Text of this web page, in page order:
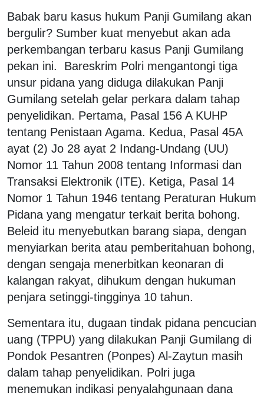
Babak baru kasus hukum Panji Gumilang akan
bergulir? Sumber kuat menyebut akan ada
perkembangan terbaru kasus Panji Gumilang
pekan ini. Bareskrim Polri mengantongi tiga
unsur pidana yang diduga dilakukan Panji
Gumilang setelah gelar perkara dalam tahap
penyelidikan. Pertama, Pasal 156 A KUHP
tentang Penistaan Agama. Kedua, Pasal 45A
ayat (2) Jo 28 ayat 2 Indang-Undang (UU)
Nomor 11 Tahun 2008 tentang Informasi dan
Transaksi Elektronik (ITE). Ketiga, Pasal 14
Nomor 1 Tahun 1946 tentang Peraturan Hukum
Pidana yang mengatur terkait berita bohong.
Beleid itu menyebutkan barang siapa, dengan
menyiarkan berita atau pemberitahuan bohong,
dengan sengaja menerbitkan keonaran di
kalangan rakyat, dihukum dengan hukuman
penjara setinggi-tingginya 10 tahun.
Sementara itu, dugaan tindak pidana pencucian
uang (TPPU) yang dilakukan Panji Gumilang di
Pondok Pesantren (Ponpes) Al-Zaytun masih
dalam tahap penyelidikan. Polri juga
menemukan indikasi penyalahgunaan dana